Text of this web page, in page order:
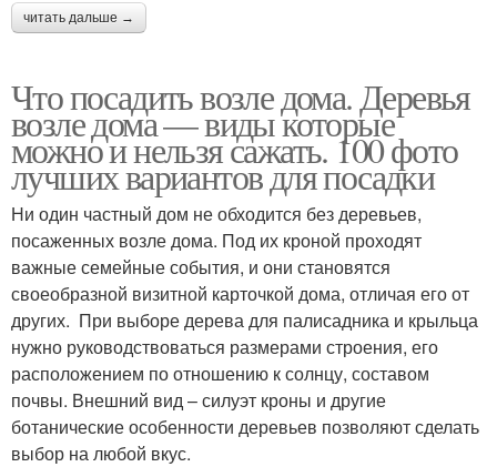
читать дальше →
Что посадить возле дома. Деревья
возле дома — виды которые
можно и нельзя сажать. 100 фото
лучших вариантов для посадки
Ни один частный дом не обходится без деревьев,
посаженных возле дома. Под их кроной проходят
важные семейные события, и они становятся
своеобразной визитной карточкой дома, отличая его от
других. При выборе дерева для палисадника и крыльца
нужно руководствоваться размерами строения, его
расположением по отношению к солнцу, составом
почвы. Внешний вид – силуэт кроны и другие
ботанические особенности деревьев позволяют сделать
выбор на любой вкус.